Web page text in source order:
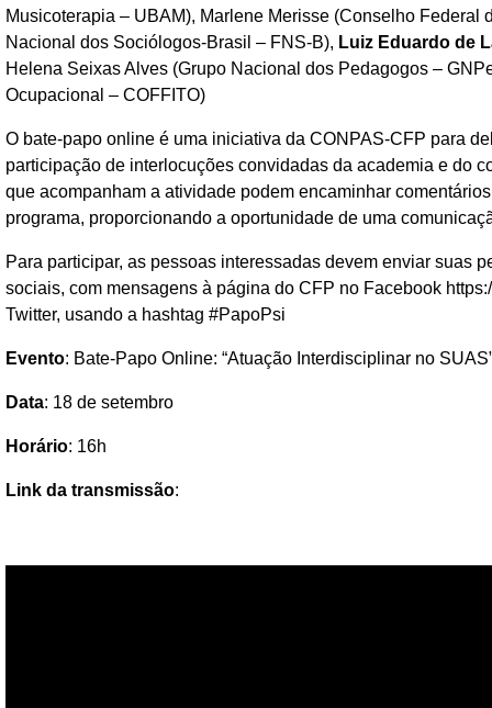
Musicoterapia – UBAM), Marlene Merisse (Conselho
Nacional dos Sociólogos-Brasil – FNS-B), Luiz Eduardo de
Helena Seixas Alves (Grupo Nacional dos Pedagogos –
Ocupacional – COFFITO)
O bate-papo online é uma iniciativa da CONPAS-CFP para
participação de interlocuções convidadas da academia e do
que acompanham a atividade podem encaminhar
programa, proporcionando a oportunidade de uma
Para participar, as pessoas interessadas devem enviar suas
sociais, com mensagens à página do CFP no Facebook
Twitter, usando a hashtag #PapoPsi
Evento: Bate-Papo Online: “Atuação Interdisciplinar no
Data: 18 de setembro
Horário: 16h
Link da transmissão: